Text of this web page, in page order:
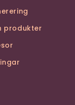
produkter